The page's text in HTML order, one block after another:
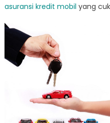
asuransi kredit mobil yang